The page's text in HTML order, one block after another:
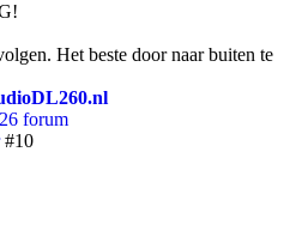
Het beste door naar buiten te
forum
#10